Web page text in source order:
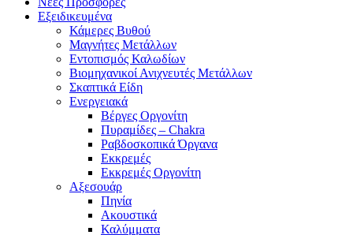
Εξειδικευμένα
Κάμερες Βυθού
Μαγνήτες Μετάλλων
Εντοπισμός Καλωδίων
Βιομηχανικοί Ανιχνευτές Μετάλλων
Σκαπτικά Είδη
Ενεργειακά
Βέργες Οργονίτη
Πυραμίδες – Chakra
Ραβδοσκοπικά Όργανα
Εκκρεμές
Εκκρεμές Οργονίτη
Αξεσουάρ
Πηνία
Ακουστικά
Καλύμματα